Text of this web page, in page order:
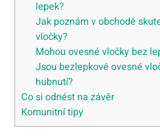
lepek?
Jak poznám v obchodě
vločky?
Mohou ovesné vločky bez
Jsou bezlepkové ovesné
hubnutí?
Co si odnést na závěr
Komunitní tipy